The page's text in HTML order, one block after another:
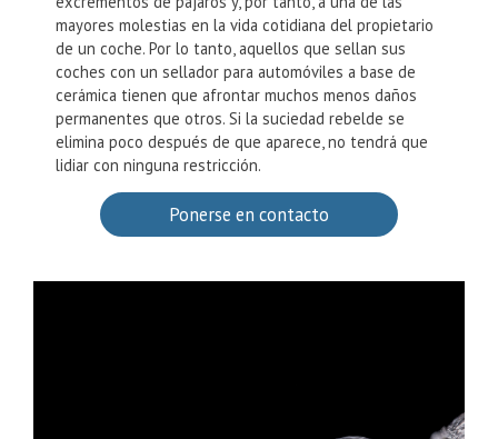
Otra ventaja es la mayor resistencia a los
excrementos de pájaros y, por tanto, a una de las
mayores molestias en la vida cotidiana del propietario
de un coche. Por lo tanto, aquellos que sellan sus
coches con un sellador para automóviles a base de
cerámica tienen que afrontar muchos menos daños
permanentes que otros. Si la suciedad rebelde se
elimina poco después de que aparece, no tendrá que
lidiar con ninguna restricción.